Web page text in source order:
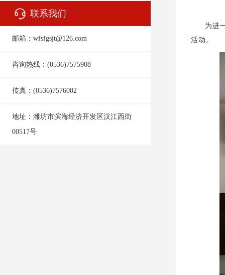
联系我们
邮箱：wfsfgsjt@126.com
咨询热线：(0536)7575908
传真：(0536)7576002
地址： 潍坊市滨海经济开发区汉江西街
00517号
为进
活动。